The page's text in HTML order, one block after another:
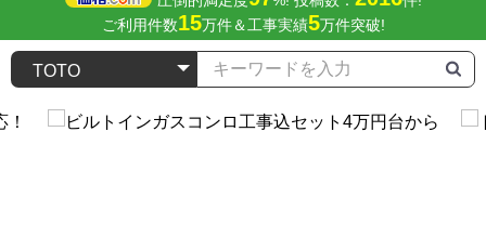
ご利用件数15万件＆工事実績5万件突破!